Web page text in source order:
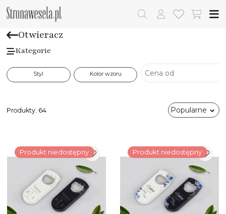
Otwieracz
Kategorie
Styl Kolor wzoru
Produkty: 64 Popularne
Produkt niedostępny Produkt niedostępny